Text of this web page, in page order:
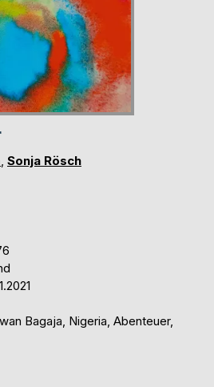
Sonja Rösch
Bagaja, Nigeria, Abenteuer,